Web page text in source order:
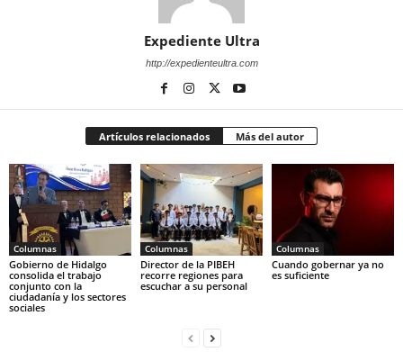
Expediente Ultra
http://expedienteultra.com
Artículos relacionados Más del autor
Columnas
Gobierno de Hidalgo
consolida el trabajo
conjunto con la
ciudadanía y los sectores
sociales
Columnas
Director de la PIBEH
recorre regiones para
escuchar a su personal
Columnas
Cuando gobernar ya no
es suficiente